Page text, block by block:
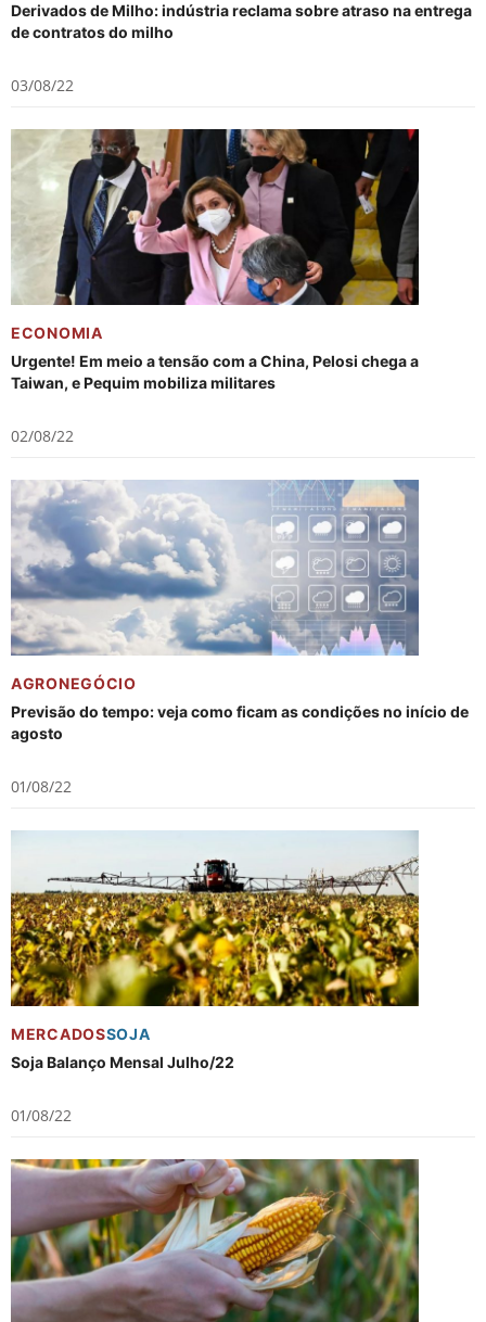
Derivados de Milho: indústria reclama sobre atraso na entrega
de contratos do milho
03/08/22
ECONOMIA
Urgente! Em meio a tensão com a China, Pelosi chega a
Taiwan, e Pequim mobiliza militares
02/08/22
AGRONEGÓCIO
Previsão do tempo: veja como ficam as condições no início de
agosto
01/08/22
MERCADOSSOJA
Soja Balanço Mensal Julho/22
01/08/22